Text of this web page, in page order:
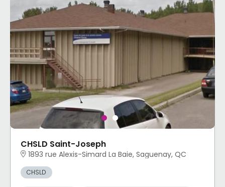
CHSLD Saint-Joseph
1893 rue Alexis-Simard La Baie, Saguenay, QC
CHSLD